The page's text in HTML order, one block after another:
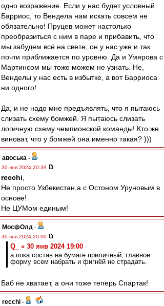
одно возражение. Если у нас будет условный
Барриос, то Вендела нам искать совсем не
обязательно! Пруцев может настолько
преобразиться с ним в паре и прибавить, что
мы забудем всё на свете, он у нас уже и так
почти приближается по уровню. Да и Умярова с
Мартинсом мы тоже можем не узнать. Не,
Венделы у нас есть в избытке, а вот Барриоса
ни одного!
Да, и не надо мне предъявлять, что я пытаюсь
слизать схему бомжей. Я пытаюсь слизать
логичную схему чемпионской команды! Кто же
виноват, что у бомжей она именно такая? )))
авоська -
30 янв 2024 20:39
recchi
Не просто Узбекистан,а с Остоном Уруновым в
основе!
Не ЦУМом единым!
МосфОлд -
30 янв 2024 20:00
Q_ » 30 янв 2024 19:00
а пока состав на бумаге приличный, главное
форму всем набрать и фигнёй не страдать.
Баб не хватает, а они тоже теперь Спартак!
recchi -